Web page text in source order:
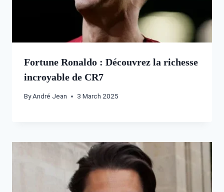
Fortune Ronaldo : Découvrez la richesse
incroyable de CR7
ByAndré Jean 3 March 2025